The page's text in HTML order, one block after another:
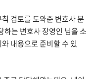
검토를 도와준 변호사 분
하는 변호사 장영인 님을 소
내용으로 준비할 수 있